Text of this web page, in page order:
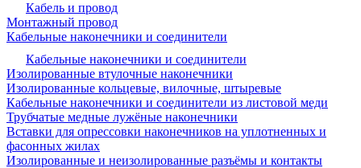
Кабель и провод
Монтажный провод
Кабельные наконечники и соединители
Кабельные наконечники и соединители
Изолированные втулочные наконечники
Изолированные кольцевые, вилочные, штыревые
Кабельные наконечники и соединители из листовой меди
Трубчатые медные лужёные наконечники
Вставки для опрессовки наконечников на уплотненных и
фасонных жилах
Изолированные и неизолированные разъёмы и контакты